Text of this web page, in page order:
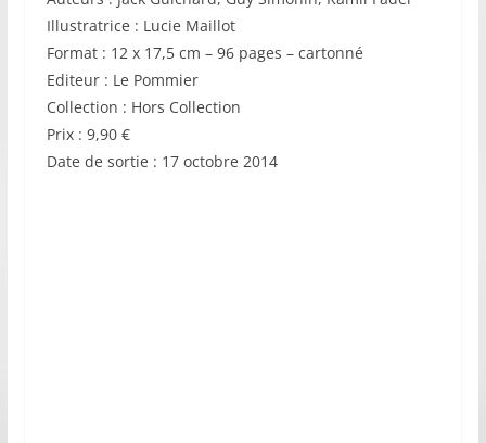
Illustratrice : Lucie Maillot
Format : 12 x 17,5 cm – 96 pages – cartonné
Editeur : Le Pommier
Collection : Hors Collection
Prix : 9,90 €
Date de sortie : 17 octobre 2014